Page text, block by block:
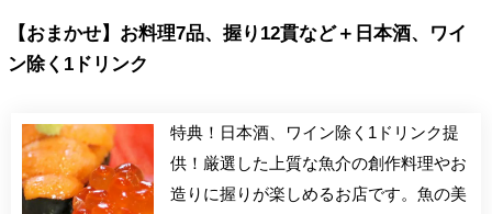
【おまかせ】お料理7品、握り12貫など＋日本酒、ワイ
ン除く1ドリンク
特典！日本酒、ワイン除く1ドリンク提
供！厳選した上質な魚介の創作料理やお
造りに握りが楽しめるお店です。魚の美